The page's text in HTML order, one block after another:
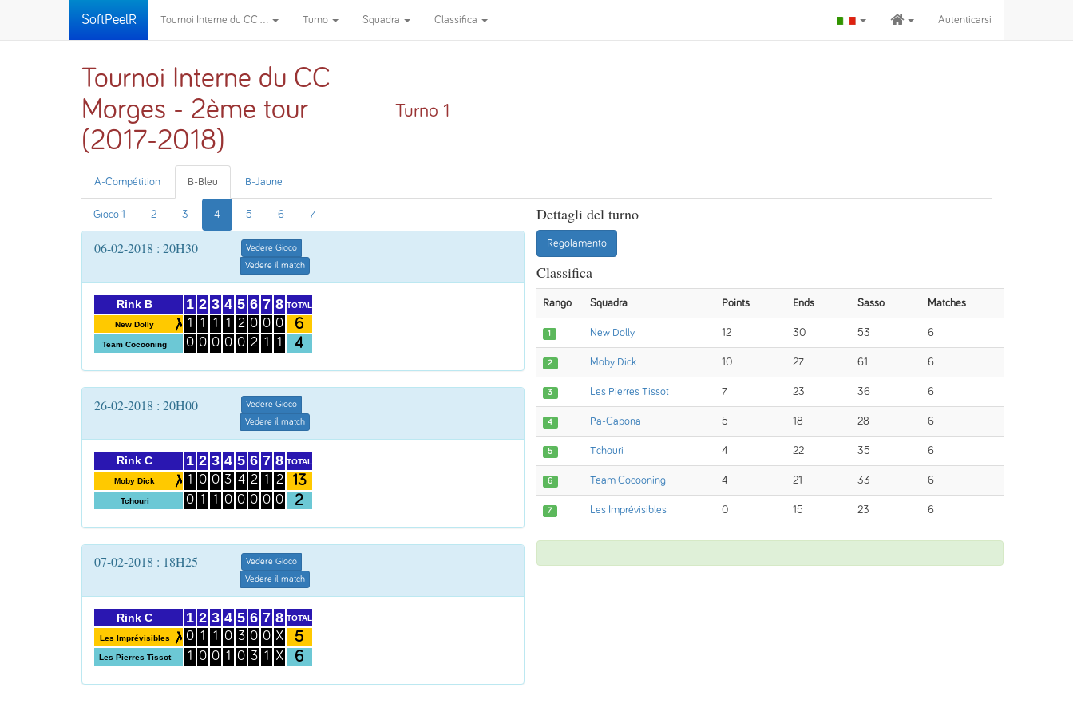
SoftPeelR Tournoi Interne du CC ... Turno Squadra Classifica Autenticarsi
Tournoi Interne du CC
Morges - 2ème tour
(2017-2018)
Turno 1
A-Compétition B-Bleu B-Jaune
Gioco 1 2 3 4 5 6 7
06-02-2018 : 20H30
Vedere Gioco
Vedere il match
Rink B
New Dolly
Team Cocooning
1
1
0
2
1
0
3
1
0
4
1
0
5
2
0
6
0
2
7
0
1
8
0
1
TOTAL
6
4
26-02-2018 : 20H00
Vedere Gioco
Vedere il match
Rink C
Moby Dick
Tchouri
1
1
0
2
0
1
3
0
1
4
3
0
5
4
0
6
2
0
7
1
0
8
2
0
TOTAL
13
2
07-02-2018 : 18H25
Vedere Gioco
Vedere il match
Rink C
Les Imprévisibles
Les Pierres Tissot
1
0
1
2
1
0
3
1
0
4
0
1
5
3
0
6
0
3
7
0
1
8
X
X
TOTAL
5
6
Dettagli del turno
Regolamento
Classifica
Rango Squadra Points Ends Sasso Matches
1 New Dolly 12 30 53 6
2 Moby Dick 10 27 61 6
3 Les Pierres Tissot 7 23 36 6
4 Pa-Capona 5 18 28 6
5 Tchouri 4 22 35 6
6 Team Cocooning 4 21 33 6
7 Les Imprévisibles 0 15 23 6